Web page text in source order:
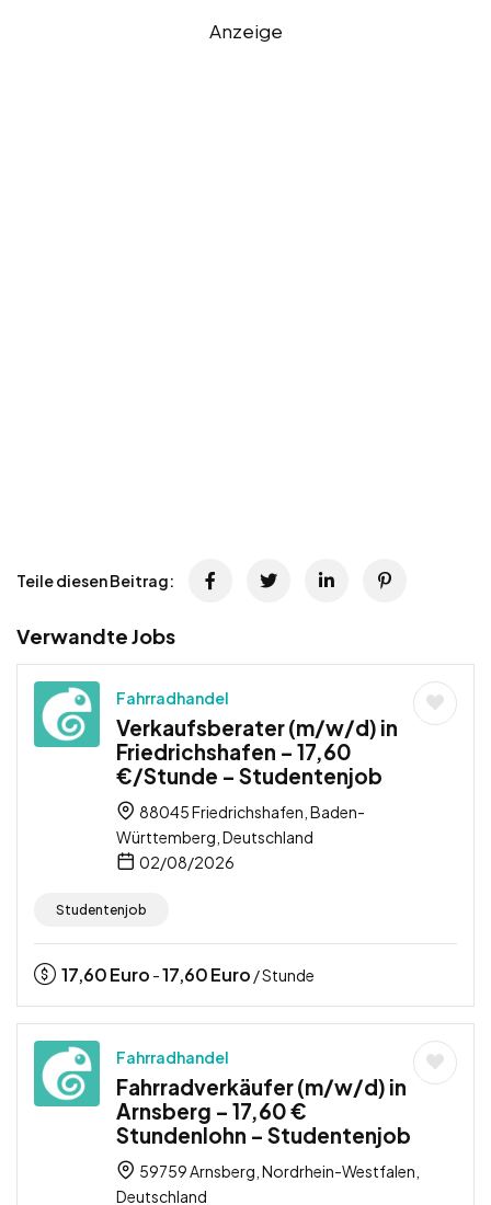
Anzeige
Teile diesen Beitrag:
Verwandte Jobs
Fahrradhandel
Verkaufsberater (m/w/d) in
Friedrichshafen – 17,60
€/Stunde – Studentenjob
88045 Friedrichshafen, Baden-
Württemberg, Deutschland
02/08/2026
Studentenjob
17,60Euro -17,60Euro / Stunde
Fahrradhandel
Fahrradverkäufer (m/w/d) in
Arnsberg – 17,60 €
Stundenlohn – Studentenjob
59759 Arnsberg, Nordrhein-Westfalen,
Deutschland